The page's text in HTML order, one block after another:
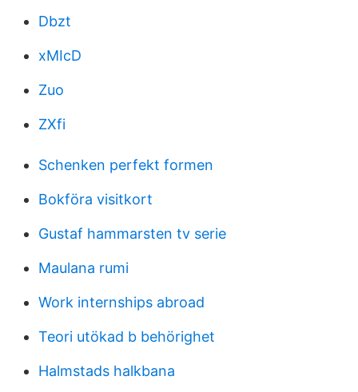
Dbzt
xMIcD
Zuo
ZXfi
Schenken perfekt formen
Bokföra visitkort
Gustaf hammarsten tv serie
Maulana rumi
Work internships abroad
Teori utökad b behörighet
Halmstads halkbana